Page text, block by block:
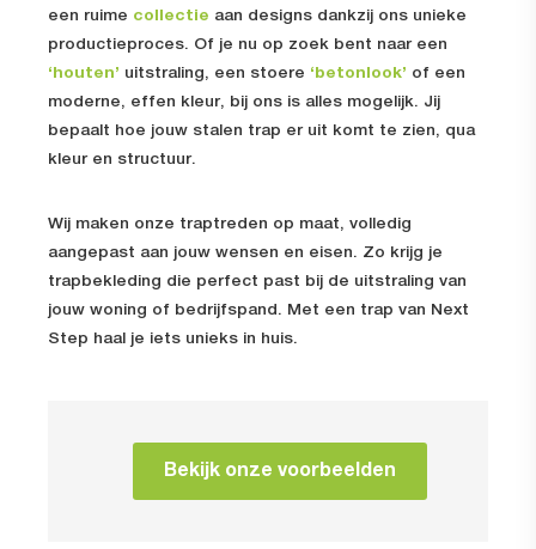
een ruime collectie aan designs dankzij ons unieke
productieproces. Of je nu op zoek bent naar een
‘houten’ uitstraling, een stoere ‘betonlook’ of een
moderne, effen kleur, bij ons is alles mogelijk. Jij
bepaalt hoe jouw stalen trap er uit komt te zien, qua
kleur en structuur.
Wij maken onze traptreden op maat, volledig
aangepast aan jouw wensen en eisen. Zo krijg je
trapbekleding die perfect past bij de uitstraling van
jouw woning of bedrijfspand. Met een trap van Next
Step haal je iets unieks in huis.
Bekijk onze voorbeelden